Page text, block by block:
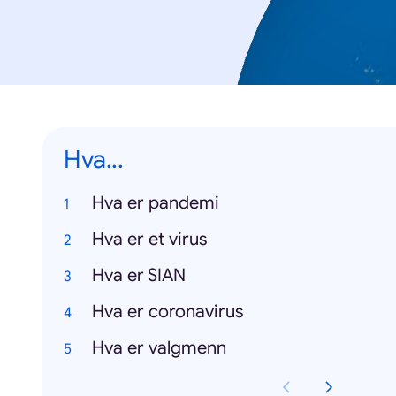
Hva...
Hva er pandemi
Hva er et virus
Hva er SIAN
Hva er coronavirus
Hva er valgmenn